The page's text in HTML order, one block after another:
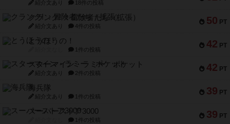
紹介文あり 18件の投稿
50 PT
クランク! ：冒険者たち（拡張）
紹介文あり 4件の投稿
42 PT
とうほうの！
1件の投稿
42 PT
スターマイン・ラミー ポケット
紹介文あり 2件の投稿
39 PT
海兵隊
紹介文あり 1件の投稿
39 PT
スーパーストア3000
1件の投稿